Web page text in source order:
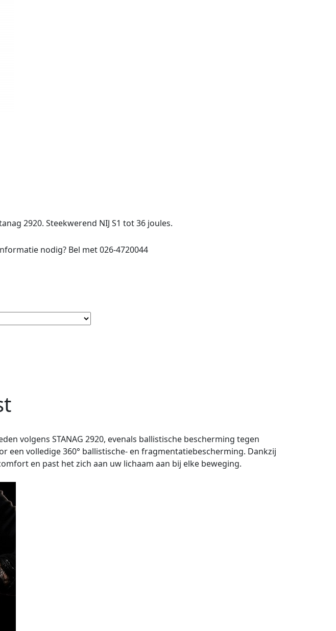
2920. Steekwerend NIJ S1 tot 36 joules.
nodig? Bel met 026-4720044
volgens STANAG 2920, evenals ballistische bescherming tegen
een volledige 360° ballistische- en fragmentatiebescherming. Dankzij
en past het zich aan uw lichaam aan bij elke beweging.